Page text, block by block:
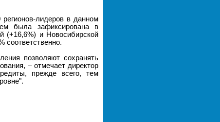
лидеров в данном
была зафиксирована в
(+16,6%) и Новосибирской
соответственно.
позволяют сохранять
– отмечает директор
прежде всего, тем